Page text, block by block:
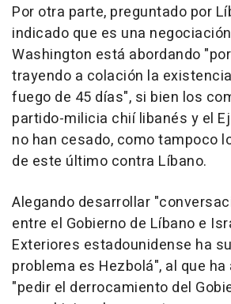
Por otra parte, preguntado por
indicado que es una
Washington está abordando
trayendo a colación la
fuego de 45 días", si bien los
partido-milicia chií libanés y el
no han cesado, como tampoco
de este último contra Líbano.
Alegando desarrollar
entre el Gobierno de Líbano e
Exteriores estadounidense ha
problema es Hezbolá", al que
"pedir el derrocamiento del